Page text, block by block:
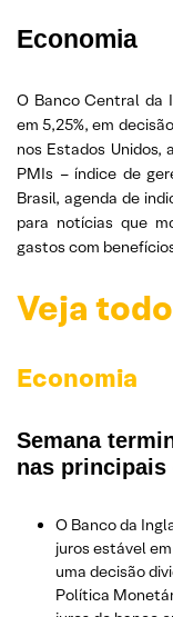
Economia
O Banco Central da
em 5,25%, em
nos Estados Unidos,
PMIs – índice de
Brasil, agenda de
para notícias que
gastos com
Veja
Economia
Semana
nas principais
O Banco da
juros estável
uma decisão
Política